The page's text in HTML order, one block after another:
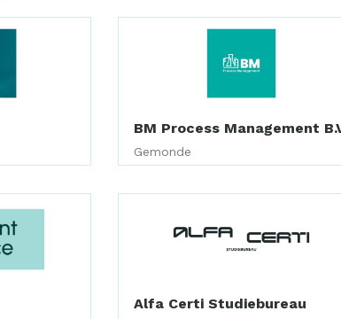
BM Process Management
Gemonde
Alfa Certi Studiebureau